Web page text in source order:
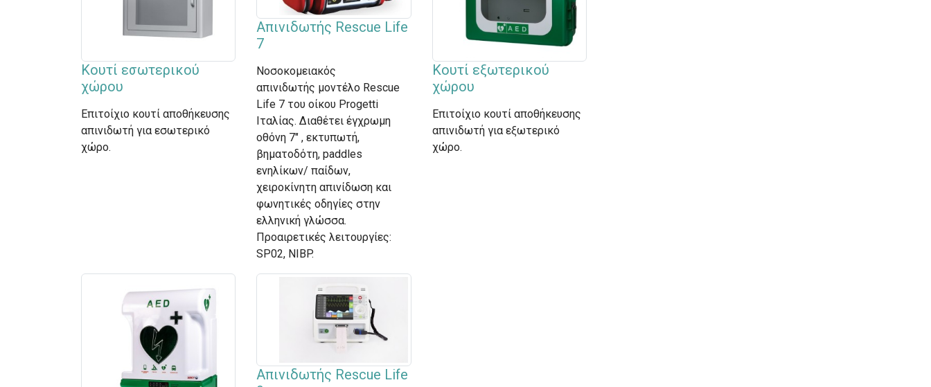
Κουτί εσωτερικού
χώρου
Επιτοίχιο κουτί αποθήκευσης
απινιδωτή για εσωτερικό
χώρο.
Απινιδωτής Rescue Life
7
Νοσοκομειακός
απινιδωτής μοντέλο Rescue
Life 7 του οίκου Progetti
Ιταλίας. Διαθέτει έγχρωμη
οθόνη 7" , εκτυπωτή,
βηματοδότη, paddles
ενηλίκων/ παίδων,
χειροκίνητη απινίδωση και
φωνητικές οδηγίες στην
ελληνική γλώσσα.
Προαιρετικές λειτουργίες:
SP02, NIBP.
Κουτί εξωτερικού
χώρου
Επιτοίχιο κουτί αποθήκευσης
απινιδωτή για εξωτερικό
χώρο.
Απινιδωτής Rescue Life